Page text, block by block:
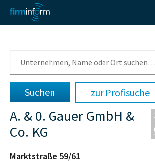
zur Profisuche
A. & 0. Gauer GmbH &
Co. KG
Marktstraße 59/61